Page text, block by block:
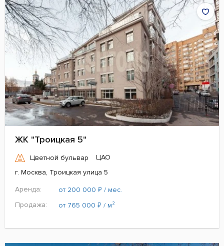
ЖК "Троицкая 5"
Цветной бульвар
ЦАО
г. Москва, Троицкая улица 5
Аренда:
от 200 000 ₽ / мес.
Продажа:
от 765 000 ₽ / м²